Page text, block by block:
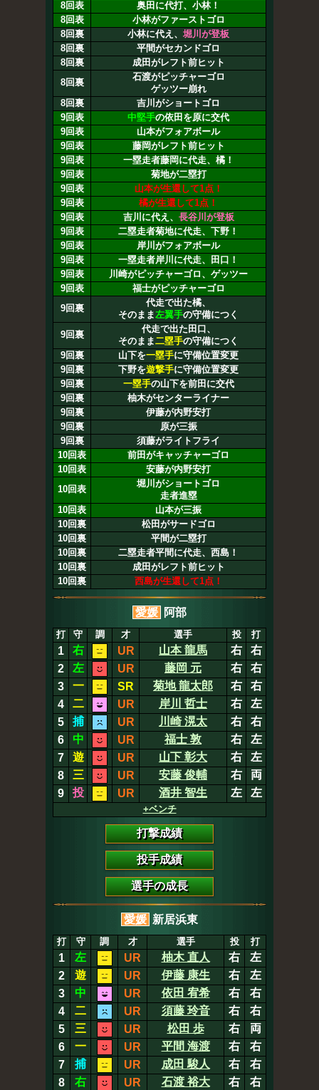
8回表
奥田に代打、小林！
8回表
小林がファーストゴロ
8回裏
小林に代え、 堀川が登板
8回裏
平間がセカンドゴロ
8回裏
成田がレフト前ヒット
8回裏
石渡がピッチャーゴロ
ゲッツー崩れ
8回裏
吉川がショートゴロ
9回表
中堅手の依田を原に交代
9回表
山本がフォアボール
9回表
藤岡がレフト前ヒット
9回表
一塁走者藤岡に代走、橘！
9回表
菊地が二塁打
9回表
山本が生還して1点！
9回表
橘が生還して1点！
9回表
吉川に代え、 長谷川が登板
9回表
二塁走者菊地に代走、下野！
9回表
岸川がフォアボール
9回表
一塁走者岸川に代走、田口！
9回表
川崎がピッチャーゴロ、ゲッツー
9回表
福士がピッチャーゴロ
9回裏
代走で出た橘、
そのまま左翼手の守備につく
9回裏
代走で出た田口、
そのまま二塁手の守備につく
9回裏
山下を一塁手に守備位置変更
9回裏
下野を遊撃手に守備位置変更
9回裏
一塁手の山下を前田に交代
9回裏
柚木がセンターライナー
9回裏
伊藤が内野安打
9回裏
原が三振
9回裏
須藤がライトフライ
10回表
前田がキャッチャーゴロ
10回表
安藤が内野安打
10回表
堀川がショートゴロ
走者進塁
10回表
山本が三振
10回裏
松田がサードゴロ
10回裏
平間が二塁打
10回裏
二塁走者平間に代走、西島！
10回裏
成田がレフト前ヒット
10回裏
西島が生還して1点！
愛媛 阿部
打 守 調 才 選手 投 打
1 右 UR 山本 龍馬 右
右
2
左 UR 藤岡 元 右
右
3
一 SR 菊地 龍太郎 右
右
4
二 UR 岸川 哲士 右
左
5
捕 UR 川崎 滉太 右
右
6
中 UR 福士 敦 右
左
7
遊 UR 山下 彰大 右
左
8
三 UR 安藤 俊輔 右
両
9
投 UR 酒井 智生 左 左
+ベンチ
打撃成績
投手成績
選手の成長
愛媛 新居浜東
打 守 調 才 選手 投 打
1 左 UR 柚木 直人 右
左
2
遊 UR 伊藤 康生 右
左
3
中 UR 依田 宥希 右
右
4
二 UR 須藤 玲音 右
右
5
三 UR 松田 歩 右
両
6
一 UR 平間 海渡 右
右
7
捕 UR 成田 駿人 右
右
8
右 UR 石渡 裕大 右 右